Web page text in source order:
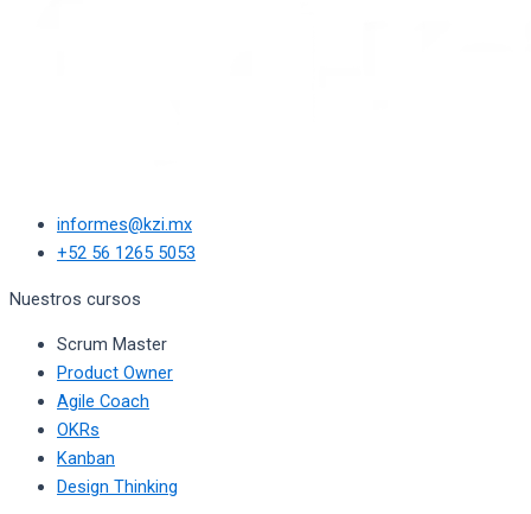
informes@kzi.mx
+52 56 1265 5053
Nuestros cursos
Scrum Master
Product Owner
Agile Coach
OKRs
Kanban
Design Thinking